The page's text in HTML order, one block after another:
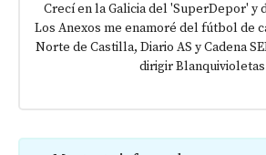
Crecí en la Galicia del 'SuperDepor' y
Los Anexos me enamoré del fútbol de
Norte de Castilla, Diario AS y Cadena
dirigir